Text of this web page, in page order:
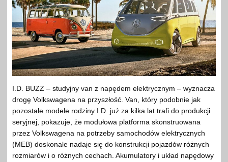
I.D. BUZZ – studyjny van z napędem elektrycznym – wyznacza
drogę Volkswagena na przyszłość. Van, który podobnie jak
pozostałe modele rodziny I.D. już za kilka lat trafi do produkcji
seryjnej, pokazuje, że modułowa platforma skonstruowana
przez Volkswagena na potrzeby samochodów elektrycznych
(MEB) doskonale nadaje się do konstrukcji pojazdów różnych
rozmiarów i o różnych cechach. Akumulatory i układ napędowy